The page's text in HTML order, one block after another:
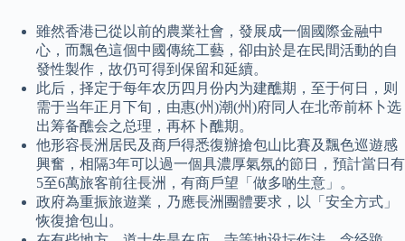
雖然香港已從以前的農業社會，發展成一個國際金融中
心，而飄色這個中國傳統工藝，卻由於是在民間活動的自
發性製作，故仍可得到保留和延續。
此后，择定于每年农历四月份内为建醮期，至于何日，则
需于当年正月下旬，由惠(州)潮(州)府同人在北帝前杯卜选
出筹备醮会之总理，再杯卜醮期。
他形容長洲居民及商戶得悉復辦搶包山比賽及飄色巡遊感
興奮，相隔3年可以過一個具濃厚氣氛的節日，預計當日有
5至6萬旅客前往長洲，有商戶望「做多啲生意」。
政府為重振旅遊業，乃應長洲團體要求，以「安全方式」
恢復搶包山。